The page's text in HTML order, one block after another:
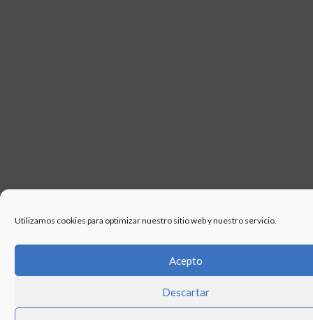
Utilizamos cookies para optimizar nuestro sitio web y nuestro servicio.
Acepto
Descartar